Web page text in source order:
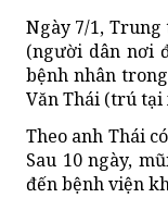
Ngày 7/1,
(người dân nơi
bệnh nhân
Văn Thái (trú tại
Theo anh Thái
Sau 10 ngày,
đến bệnh viện